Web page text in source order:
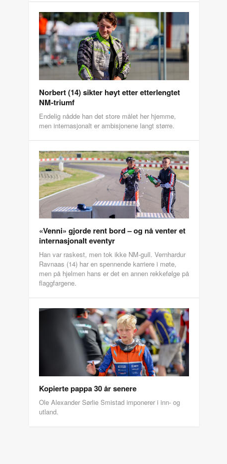
Norbert (14) sikter høyt etter etterlengtet
NM-triumf
Endelig nådde han det store målet her hjemme,
men internasjonalt er ambisjonene langt større.
«Venni» gjorde rent bord – og nå venter et
internasjonalt eventyr
Han var raskest, men tok ikke NM-gull. Vernhardur
Ravnaas (14) har en spennende karriere i møte,
men på hjelmen hans er det en annen rekkefølge på
flaggfargene.
Kopierte pappa 30 år senere
Ole Alexander Sørlie Smistad imponerer i inn- og
utland.